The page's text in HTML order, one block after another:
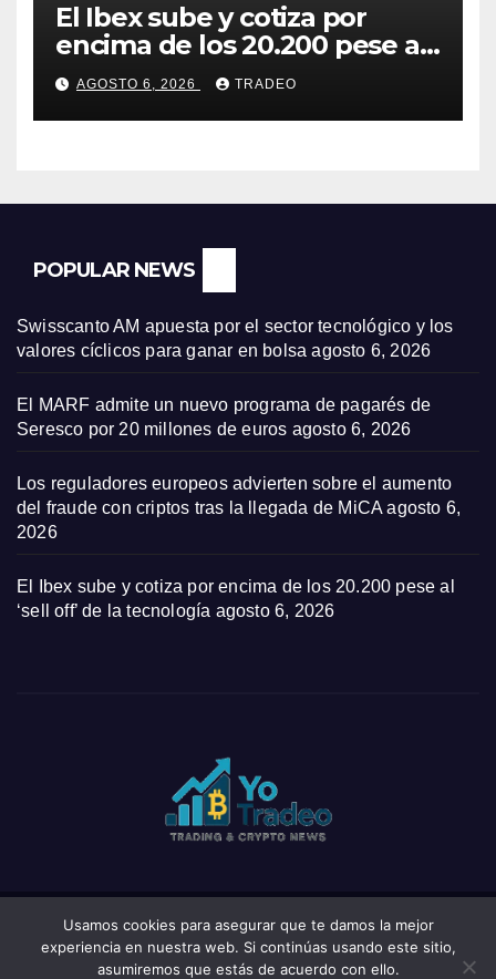
El Ibex sube y cotiza por
encima de los 20.200 pese al
‘sell off’ de la tecnología
AGOSTO 6, 2026 TRADEO
POPULAR NEWS
Swisscanto AM apuesta por el sector tecnológico y los
valores cíclicos para ganar en bolsa agosto 6, 2026
El MARF admite un nuevo programa de pagarés de
Seresco por 20 millones de euros agosto 6, 2026
Los reguladores europeos advierten sobre el aumento
del fraude con criptos tras la llegada de MiCA agosto 6,
2026
El Ibex sube y cotiza por encima de los 20.200 pese al
‘sell off’ de la tecnología agosto 6, 2026
Funciona gracias a WordPress|Tema: News Click deThemeansar
Usamos cookies para asegurar que te damos la mejor
experiencia en nuestra web. Si continúas usando este sitio,
asumiremos que estás de acuerdo con ello.